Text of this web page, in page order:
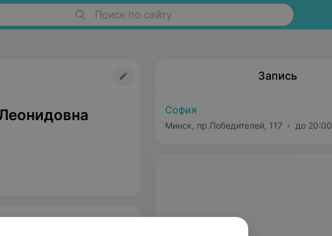
Поиск по сайту
Запись
София
Минск, пр.Победителей, 117 до 20:00